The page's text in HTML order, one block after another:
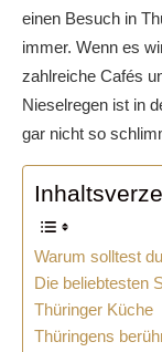
einen Besuch in
immer. Wenn es
zahlreiche Cafés
Nieselregen ist in
gar nicht so
Warum solltest
Die beliebtesten
Thüringer Küche
Thüringens